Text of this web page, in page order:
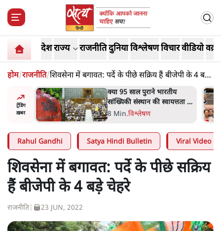
देशराज्य राजनीतिदुनियाविश्लेषणविचारवीडियो
होम/राजनीति/शिवसेना में बगावत: पर्दे के पीछे सक्रिय हैं बीजेपी के 4 बड़े
चेहरे
ट्रेंडिंग
ख़बर
पर
शाह के ख़िलाफ़ संसद में विपक्ष का
मार्च, 'गृह मंत्री मुंह छुपा रहे हैं
क्योंकि वो छात्रों के गुनहगार हैं'
5 Min.देश
Rahul Gandhi Satya Hindi Bulletin Viral Video
शिवसेना में बगावत: पर्दे के पीछे सक्रिय
हैं बीजेपी के 4 बड़े चेहरे
राजनीति 23 JUN, 2022